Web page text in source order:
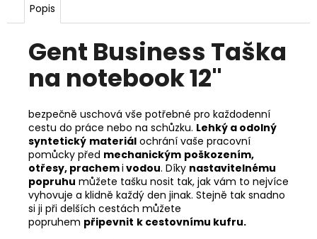
Popis
Gent Business Taška
na notebook 12"
bezpečně uschová vše potřebné pro každodenní
cestu do práce nebo na schůzku. Lehký a odolný
syntetický materiál ochrání vaše pracovní
pomůcky před mechanickým poškozením,
otřesy, prachemi vodou. Díky nastavitelnému
popruhu můžete tašku nosit tak, jak vám to nejvíce
vyhovuje a klidně každý den jinak. Stejně tak snadno
si ji při delších cestách můžete
popruhem připevnit k cestovnímu kufru.